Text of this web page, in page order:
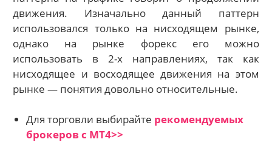
движения. Изначально данный паттерн
использовался только на нисходящем рынке,
однако на рынке форекс его можно
использовать в 2-х направлениях, так как
нисходящее и восходящее движения на этом
рынке — понятия довольно относительные.
Для торговли выбирайте рекомендуемых
брокеров с МТ4>>